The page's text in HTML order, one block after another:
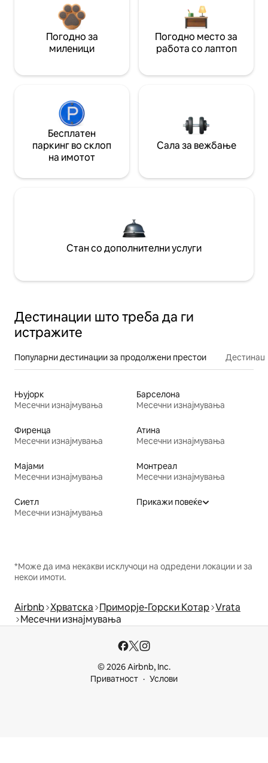
Погодно за
миленици
Погодно место за
работа со лаптоп
Бесплатен
паркинг во склоп
на имотот
Сала за вежбање
Стан со дополнителни услуги
Дестинации што треба да ги
истражите
Популарни дестинации за продолжени престои
Њујорк
Месечни изнајмувања
Барселона
Месечни изнајмувања
Фиренца
Месечни изнајмувања
Атина
Месечни изнајмувања
Мајами
Месечни изнајмувања
Монтреал
Месечни изнајмувања
Сиетл
Месечни изнајмувања
Прикажи повеќе
*Може да има некакви исклучоци на одредени локации и за
некои имоти.
Airbnb Хрватска Приморје-Горски Котар Vrata
Месечни изнајмувања
© 2026 Airbnb, Inc.
Приватност
Услови